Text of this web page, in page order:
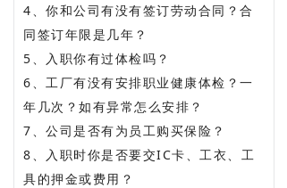
4、你和公司有没有签订劳动合同？合
同签订年限是几年？
5、入职你有过体检吗？
6、工厂有没有安排职业健康体检？一
年几次？如有异常怎么安排？
7、公司是否有为员工购买保险？
8、入职时你是否要交IC卡、工衣、工
具的押金或费用？